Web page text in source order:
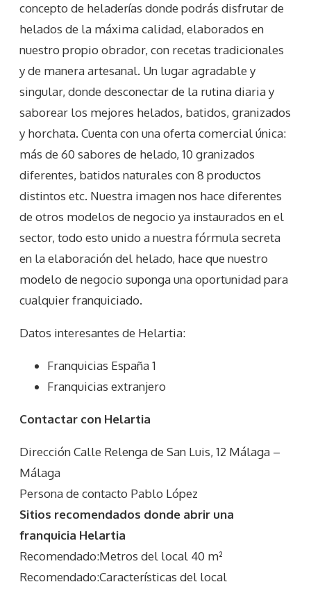
concepto de heladerías donde podrás disfrutar de
helados de la máxima calidad, elaborados en
nuestro propio obrador, con recetas tradicionales
y de manera artesanal. Un lugar agradable y
singular, donde desconectar de la rutina diaria y
saborear los mejores helados, batidos, granizados
y horchata. Cuenta con una oferta comercial única:
más de 60 sabores de helado, 10 granizados
diferentes, batidos naturales con 8 productos
distintos etc. Nuestra imagen nos hace diferentes
de otros modelos de negocio ya instaurados en el
sector, todo esto unido a nuestra fórmula secreta
en la elaboración del helado, hace que nuestro
modelo de negocio suponga una oportunidad para
cualquier franquiciado.
Datos interesantes de Helartia:
Franquicias España 1
Franquicias extranjero
Contactar con Helartia
Dirección Calle Relenga de San Luis, 12 Málaga –
Málaga
Persona de contacto Pablo López
Sitios recomendados donde abrir una
franquicia Helartia
Recomendado:Metros del local 40 m²
Recomendado:Características del local